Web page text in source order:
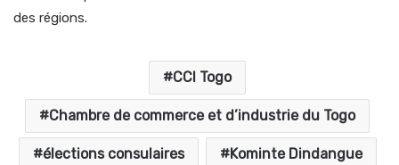
des régions.
CCI Togo
Chambre de commerce et d’industrie du Togo
élections consulaires Kominte Dindangue